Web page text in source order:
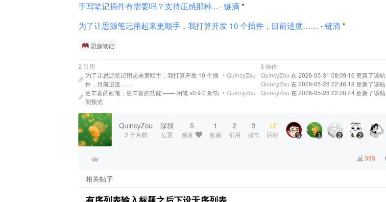
手写笔记插件有需要吗？支持压感那种... - 链滴*
为了让思源笔记用起来更顺手，我打算开发 10 个插件，目前进度…… - 链滴*
思源笔记
2 引用
为了让思源笔记用起来更顺手，我打算开发 10 个插
件，目前进度……
• QuincyZou
更丰富的画笔，更丰富的功能 —— 闲笔 v0.9.0 新功
能预览
• QuincyZou
3 操作
QuincyZou 在 2026-05-31 08:09:16 更新了该帖
QuincyZou 在 2026-05-28 22:46:18 更新了该帖
QuincyZou 在 2026-05-28 22:28:44 更新了该帖
QuincyZou
2 个月前
深圳
位置
5
感谢
1
收藏
2
引用
3
操作
12
回帖 3 3 2 2
393
相关帖子